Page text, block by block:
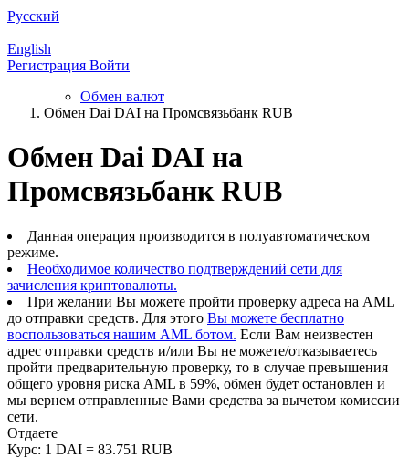
Русский
English
Регистрация Войти
Обмен валют
Обмен Dai DAI на Промсвязьбанк RUB
Обмен Dai DAI на
Промсвязьбанк RUB
Данная операция производится в полуавтоматическом
режиме.
Необходимое количество подтверждений сети для
зачисления криптовалюты.
При желании Вы можете пройти проверку адреса на AML
до отправки средств. Для этого Вы можете бесплатно
воспользоваться нашим AML ботом. Если Вам неизвестен
адрес отправки средств и/или Вы не можете/отказываетесь
пройти предварительную проверку, то в случае превышения
общего уровня риска AML в 59%, обмен будет остановлен и
мы вернем отправленные Вами средства за вычетом комиссии
сети.
Отдаете
Курс: 1 DAI = 83.751 RUB